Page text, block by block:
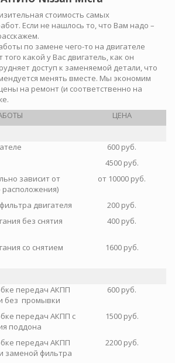
стоимость самых
Если не нашлось то, что Вам надо –
по замене чего-то на двигателе
какой у Вас двигатель, как он
доступ к заменяемой детали, что
менять вместе. Мы экономим
на ремонт (и соответственно на
ЦЕНА
600 руб.
4500 руб.
зависит от
расположения)
от 10000 руб.
двигателя
200 руб.
без снятия
400 руб.
со снятием
1600 руб.
передач АКПП
без промывки
600 руб.
передач АКПП с
поддона
1500 руб.
передач АКПП
заменой фильтра
2200 руб.